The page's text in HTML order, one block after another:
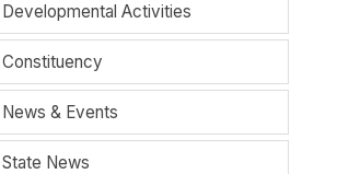
Developmental Activities
Constituency
News & Events
State News